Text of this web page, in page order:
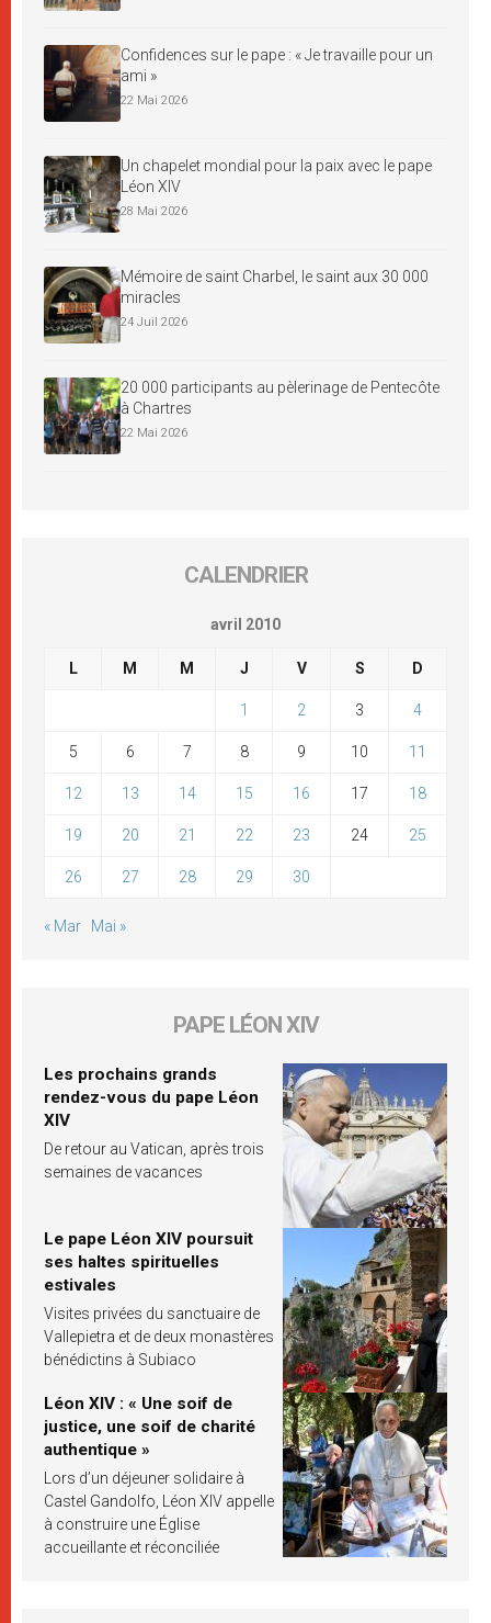
Confidences sur le pape : « Je travaille pour un
ami »
22 Mai 2026
Un chapelet mondial pour la paix avec le pape
Léon XIV
28 Mai 2026
Mémoire de saint Charbel, le saint aux 30 000
miracles
24 Juil 2026
20 000 participants au pèlerinage de Pentecôte
à Chartres
22 Mai 2026
CALENDRIER
avril 2010
L M M J V S D
1 2 3 4
5 6 7 8 9 10 11
12 13 14 15 16 17 18
19 20 21 22 23 24 25
26 27 28 29 30
« Mar Mai »
PAPE LÉON XIV
Les prochains grands
rendez-vous du pape Léon
XIV
De retour au Vatican, après trois
semaines de vacances
Le pape Léon XIV poursuit
ses haltes spirituelles
estivales
Visites privées du sanctuaire de
Vallepietra et de deux monastères
bénédictins à Subiaco
Léon XIV : « Une soif de
justice, une soif de charité
authentique »
Lors d’un déjeuner solidaire à
Castel Gandolfo, Léon XIV appelle
à construire une Église
accueillante et réconciliée